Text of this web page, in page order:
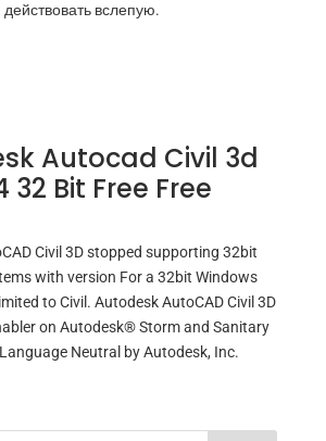
действовать вслепую.
Autocad Civil 3d
32 Bit Free Free
Civil 3D stopped supporting 32bit
with version For a 32bit Windows
to Civil. Autodesk AutoCAD Civil 3D
on Autodesk® Storm and Sanitary
Neutral by Autodesk, Inc.